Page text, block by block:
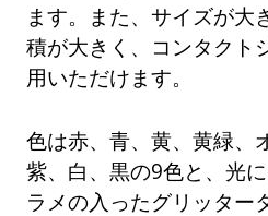
ます。また、サイズが大
積が大きく、コンタクト
用いただけます。
色は赤、青、黄、黄緑、
紫、白、黒の9色と、光
ラメの入ったグリッター